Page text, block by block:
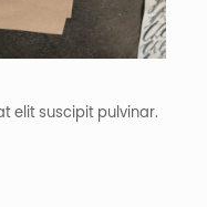
elit suscipit pulvinar.